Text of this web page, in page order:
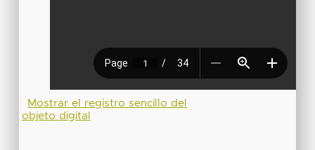
Mostrar el registro sencillo del
objeto digital